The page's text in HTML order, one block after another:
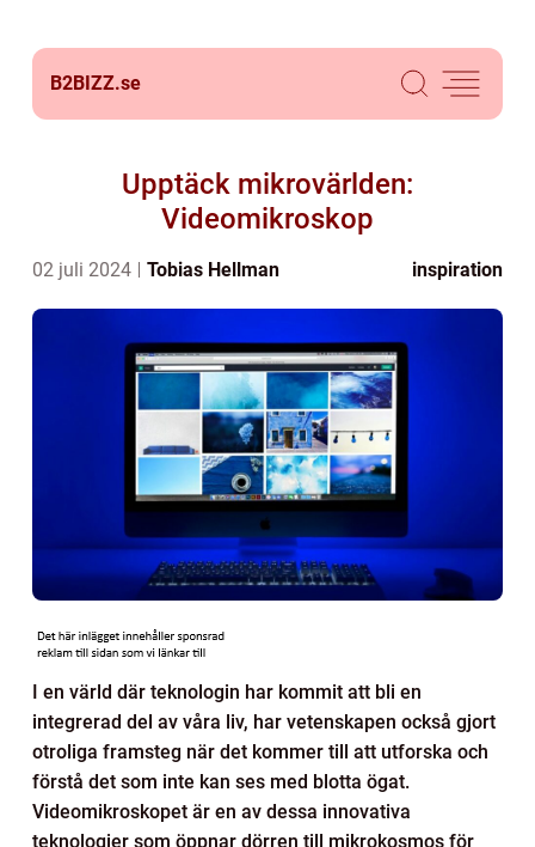
B2BIZZ.se
Upptäck mikrovärlden:
Videomikroskop
02 juli 2024 Tobias Hellman inspiration
I en värld där teknologin har kommit att bli en
integrerad del av våra liv, har vetenskapen också gjort
otroliga framsteg när det kommer till att utforska och
förstå det som inte kan ses med blotta ögat.
Videomikroskopet är en av dessa innovativa
teknologier som öppnar dörren till mikrokosmos för